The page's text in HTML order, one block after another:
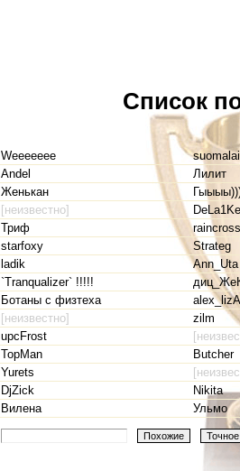
Список
Weeeeeee
Andel
Лилит
Женькан
[неизвестно]
Триф
starfoxy
Strateg
ladik
Ann_Uta
`Tranqualizer` !!!!!
Ботаны с физтеха
[неизвестно]
zilm
upcFrost
TopMan
Butcher
Yurets
DjZick
Nikita
Вилена
Ульмо